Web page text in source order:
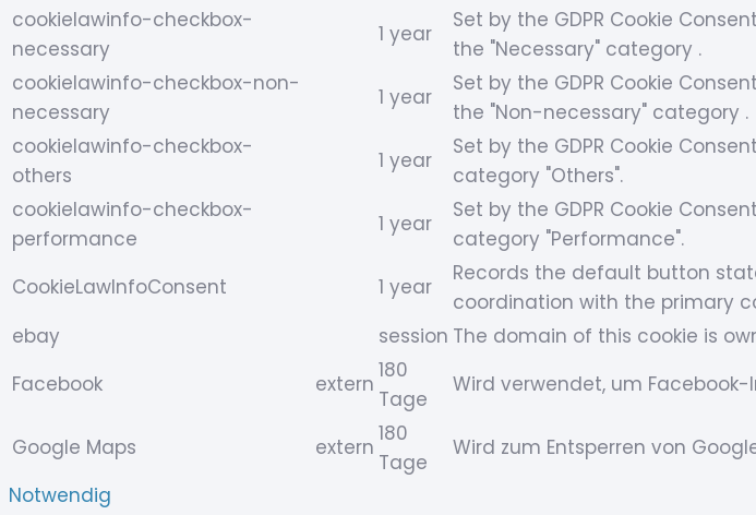
cookielawinfo-checkbox-
necessary
1 year
Set by the GDPR Cookie
the "Necessary" category .
cookielawinfo-checkbox-non-
necessary
1 year
Set by the GDPR Cookie
the "Non-necessary" category .
cookielawinfo-checkbox-
others
1 year
Set by the GDPR Cookie
category "Others".
cookielawinfo-checkbox-
performance
1 year
Set by the GDPR Cookie
category "Performance".
CookieLawInfoConsent
1 year
Records the default button
coordination with the primary
ebay
session The domain of this cookie is
Facebook
extern
180
Tage
Wird verwendet, um
Google Maps extern
180
Tage
Wird zum Entsperren von
Notwendig